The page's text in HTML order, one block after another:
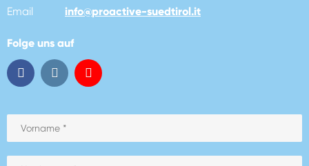
Email
info@proactive-suedtirol.it
Folge uns auf